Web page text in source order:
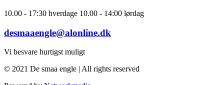
10.00 - 17:30 hverdage 10.00 - 14:00 lørdag
desmaaengle@alonline.dk
Vi besvare hurtigst muligt
© 2021 De smaa engle | All rights reserved